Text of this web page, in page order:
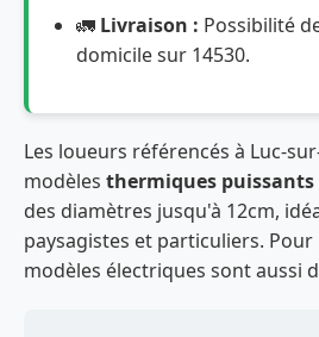
🚛 Livraison : Possibilité
domicile sur 14530.
Les loueurs référencés à Luc-
modèles thermiques puissants
des diamètres jusqu'à 12cm,
paysagistes et particuliers.
modèles électriques sont aussi